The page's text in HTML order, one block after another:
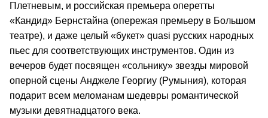
Плетневым, и российская премьера оперетты
«Кандид» Бернстайна (опережая премьеру в Большом
театре), и даже целый «букет» quasi русских народных
пьес для соответствующих инструментов. Один из
вечеров будет посвящен «сольнику» звезды мировой
оперной сцены Анджеле Георгиу (Румыния), которая
подарит всем меломанам шедевры романтической
музыки девятнадцатого века.